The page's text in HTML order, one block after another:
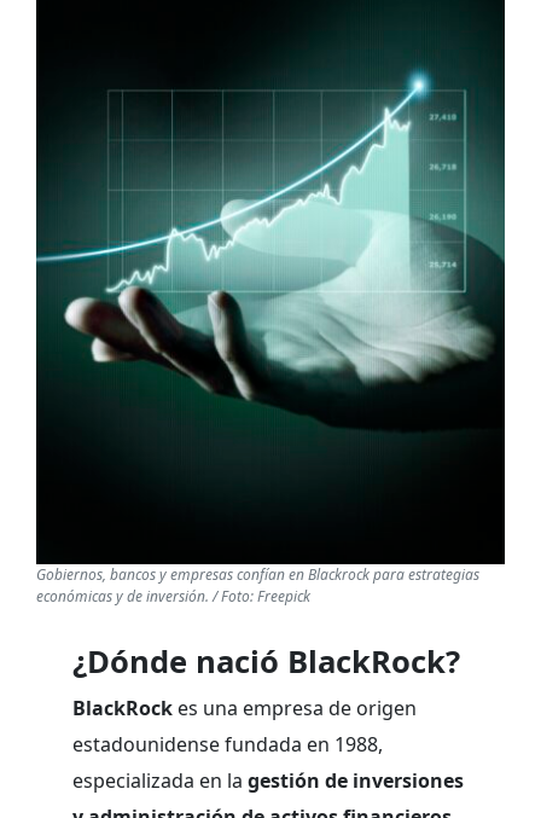
Gobiernos, bancos y empresas confían en Blackrock para estrategias
económicas y de inversión. / Foto: Freepick
¿Dónde nació BlackRock?
BlackRock es una empresa de origen
estadounidense fundada en 1988,
especializada en la gestión de inversiones